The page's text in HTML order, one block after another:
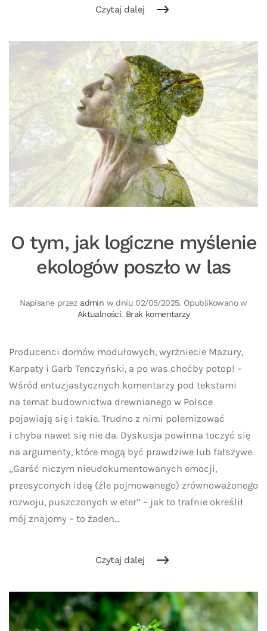
Czytaj dalej
O tym, jak logiczne myślenie
ekologów poszło w las
Napisane przez admin w dniu 02/05/2025. Opublikowano w
Aktualności. Brak komentarzydo
logiczne
myślenie
ekologów
poszło
Producenci domów modułowych, wyrżniecie Mazury,
Karpaty i Garb Tenczyński, a po was choćby potop! –
Wśród entuzjastycznych komentarzy pod tekstami
na temat budownictwa drewnianego w Polsce
pojawiają się i takie. Trudno z nimi polemizować
i chyba nawet się nie da. Dyskusja powinna toczyć się
na argumenty, które mogą być prawdziwe lub fałszywe.
„Garść niczym nieudokumentowanych emocji,
przesyconych ideą (źle pojmowanego) zrównoważonego
rozwoju, puszczonych w eter” – jak to trafnie określił
mój znajomy – to żaden...
Czytaj dalej